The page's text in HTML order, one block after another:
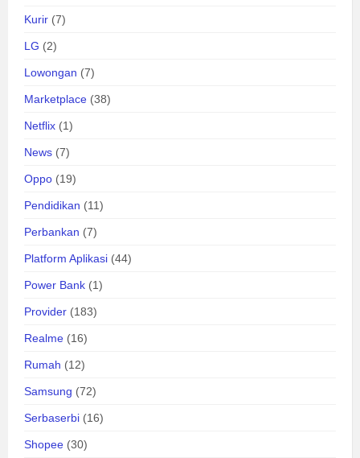
Kurir (7)
LG (2)
Lowongan (7)
Marketplace (38)
Netflix (1)
News (7)
Oppo (19)
Pendidikan (11)
Perbankan (7)
Platform Aplikasi (44)
Power Bank (1)
Provider (183)
Realme (16)
Rumah (12)
Samsung (72)
Serbaserbi (16)
Shopee (30)